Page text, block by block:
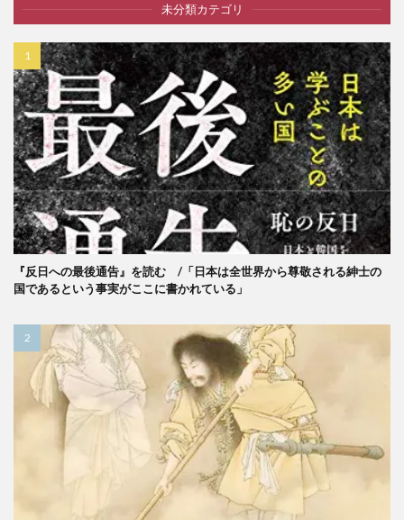
未分類カテゴリ
『反日への最後通告』を読む /「日本は全世界から尊敬される紳士の
国であるという事実がここに書かれている」